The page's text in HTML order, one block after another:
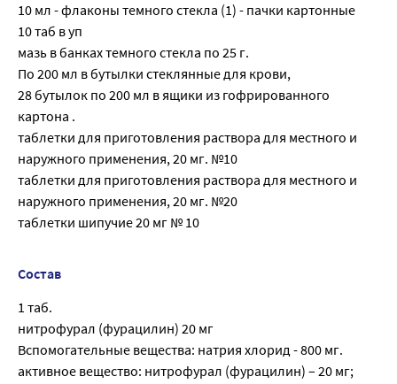
10 мл - флаконы темного стекла (1) - пачки картонные
10 таб в уп
мазь в банках темного стекла по 25 г.
По 200 мл в бутылки стеклянные для крови,
28 бутылок по 200 мл в ящики из гофрированного
картона .
таблетки для приготовления раствора для местного и
наружного применения, 20 мг. №10
таблетки для приготовления раствора для местного и
наружного применения, 20 мг. №20
таблетки шипучие 20 мг № 10
Состав
1 таб.
нитрофурал (фурацилин) 20 мг
Вспомогательные вещества: натрия хлорид - 800 мг.
активное вещество: нитрофурал (фурацилин) – 20 мг;